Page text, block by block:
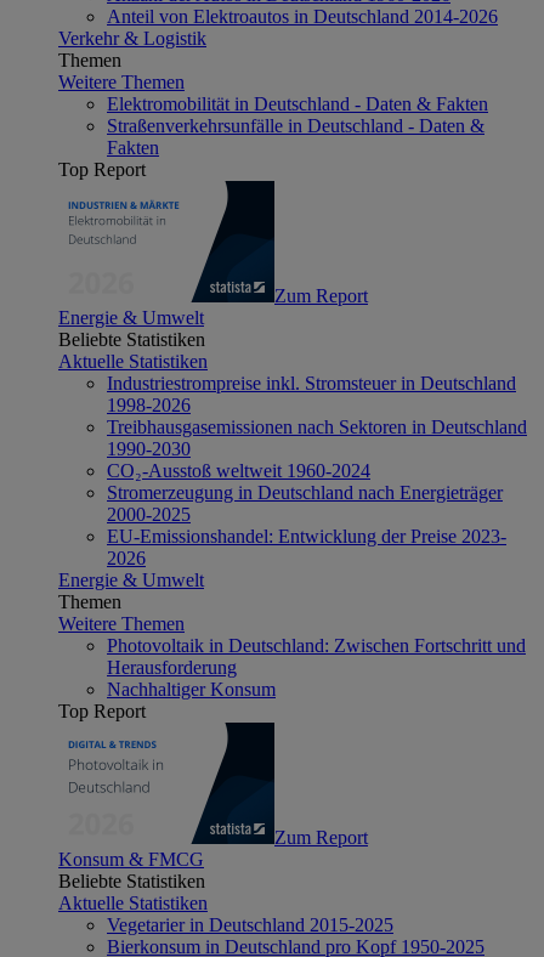
Anteil von Elektroautos in Deutschland 2014-2026
Verkehr & Logistik
Themen
Weitere Themen
Elektromobilität in Deutschland - Daten & Fakten
Straßenverkehrsunfälle in Deutschland - Daten &
Fakten
Top Report
Zum Report
Energie & Umwelt
Beliebte Statistiken
Aktuelle Statistiken
Industriestrompreise inkl. Stromsteuer in Deutschland
1998-2026
Treibhausgasemissionen nach Sektoren in Deutschland
1990-2030
CO₂-Ausstoß weltweit 1960-2024
Stromerzeugung in Deutschland nach Energieträger
2000-2025
EU-Emissionshandel: Entwicklung der Preise 2023-
2026
Energie & Umwelt
Themen
Weitere Themen
Photovoltaik in Deutschland: Zwischen Fortschritt und
Herausforderung
Nachhaltiger Konsum
Top Report
Zum Report
Konsum & FMCG
Beliebte Statistiken
Aktuelle Statistiken
Vegetarier in Deutschland 2015-2025
Bierkonsum in Deutschland pro Kopf 1950-2025